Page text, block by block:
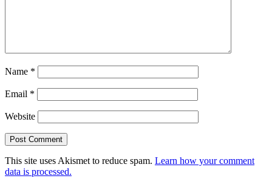
Name *
Email *
Website
This site uses Akismet to reduce spam. Learn how your comment
data is processed.